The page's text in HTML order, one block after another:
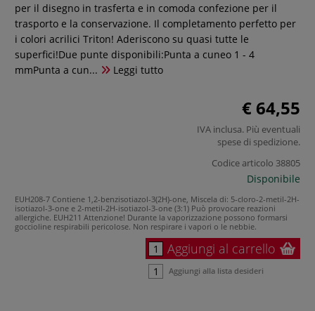
per il disegno in trasferta e in comoda confezione per il
trasporto e la conservazione. Il completamento perfetto per
i colori acrilici Triton! Aderiscono su quasi tutte le
superfici!Due punte disponibili:Punta a cuneo 1 - 4
mmPunta a cun...
Leggi tutto
€ 64,55
IVA inclusa. Più eventuali
spese di spedizione.
Codice articolo 38805
Disponibile
EUH208-7 Contiene 1,2-benzisotiazol-3(2H)-one, Miscela di: 5-cloro-2-metil-2H-
isotiazol-3-one e 2-metil-2H-isotiazol-3-one (3:1) Può provocare reazioni
allergiche. EUH211 Attenzione! Durante la vaporizzazione possono formarsi
goccioline respirabili pericolose. Non respirare i vapori o le nebbie.
Aggiungi al carrello
Aggiungi alla lista desideri